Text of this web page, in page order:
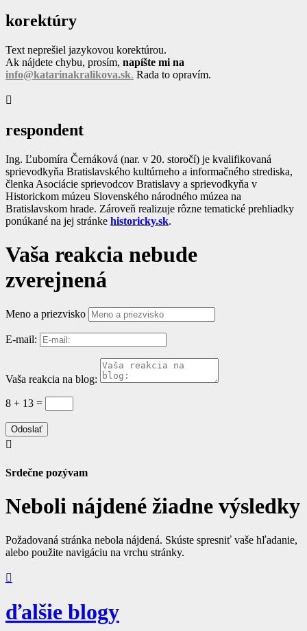
korektúry
Text neprešiel jazykovou korektúrou.
Ak nájdete chybu, prosím, napíšte mi na
info@katarinakralikova.sk. Rada to opravím.

respondent
Ing. Ľubomíra Černáková (nar. v 20. storočí) je kvalifikovaná
sprievodkyňa Bratislavského kultúrneho a informačného strediska,
členka Asociácie sprievodcov Bratislavy a sprievodkyňa v
Historickom múzeu Slovenského národného múzea na
Bratislavskom hrade. Zároveň realizuje rôzne tematické prehliadky
ponúkané na jej stránke historicky.sk.
Vaša reakcia nebude
zverejnená
Meno a priezvisko
E-mail:
Vaša reakcia na blog:
8 + 13 =
Odoslať

Srdečne pozývam
Neboli nájdené žiadne výsledky
Požadovaná stránka nebola nájdená. Skúste spresniť vaše hľadanie,
alebo použite navigáciu na vrchu stránky.

ďalšie blogy